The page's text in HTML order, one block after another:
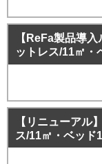
【ReFa製品導
ットレス/11㎡・
【リニューアル
ス/11㎡・ベッド